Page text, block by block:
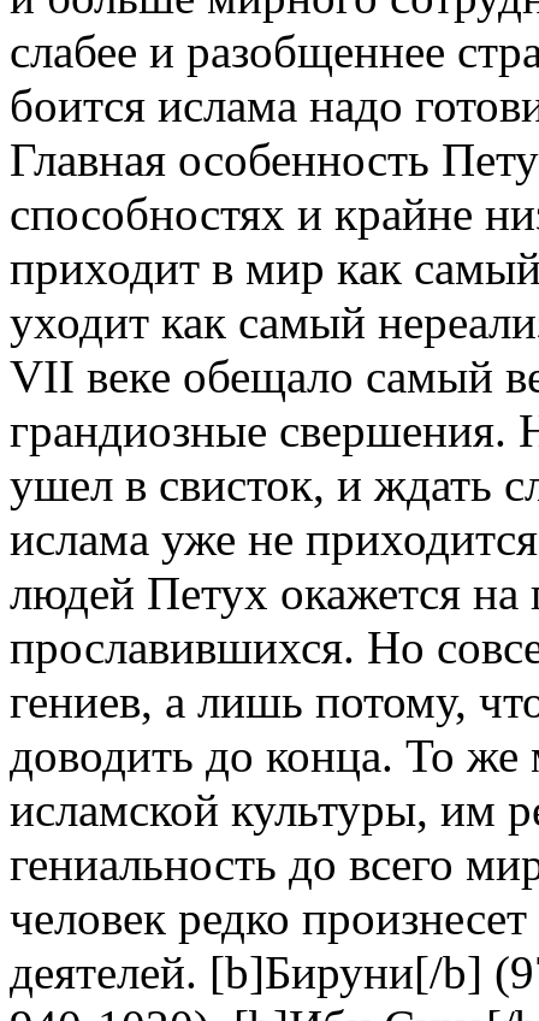
слабее и разобщеннее
боится ислама надо
Главная особенность
способностях и крайне
приходит в мир как
уходит как самый
VII веке обещало самый
грандиозные свершения.
ушел в свисток, и ждать
ислама уже не
людей Петух окажется на
прославившихся. Но
гениев, а лишь потому,
доводить до конца. То же
исламской культуры, им
гениальность до всего
человек редко
деятелей. [b]Бируни[/b]